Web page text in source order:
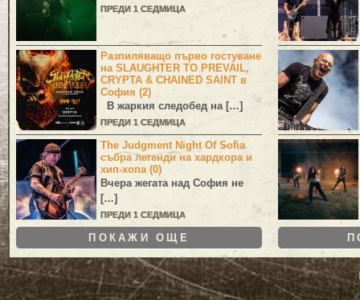
ПРЕДИ 1 СЕДМИЦА
Разпиляващо първо гостуване
на SLAUGHTER TO PREVAIL,
CRYPTA & CHAINED SAINT в
София (2)
В жаркия следобед на […]
ПРЕДИ 1 СЕДМИЦА
The Judgment Night Of Sofia
събра легенди на хардкора и
хип-хопа (0)
Вчера жегата над София не
[…]
ПРЕДИ 1 СЕДМИЦА
ПОКАЖИ ОЩЕ